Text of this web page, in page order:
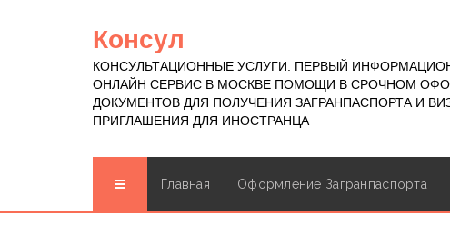
Консул
КОНСУЛЬТАЦИОННЫЕ УСЛУГИ. ПЕРВЫЙ
ОНЛАЙН СЕРВИС В МОСКВЕ ПОМОЩИ В СРОЧНОМ
ДОКУМЕНТОВ ДЛЯ ПОЛУЧЕНИЯ ЗАГРАНПАСПОРТА И
ПРИГЛАШЕНИЯ ДЛЯ ИНОСТРАНЦА
Главная Оформление Загранпаспорта